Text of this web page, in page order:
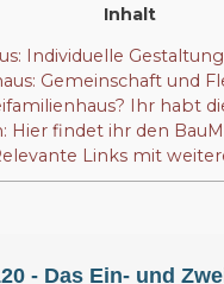
Inhalt
Individuelle
Gemeinschaft und
Ihr habt
Hier findet ihr den
Links mit